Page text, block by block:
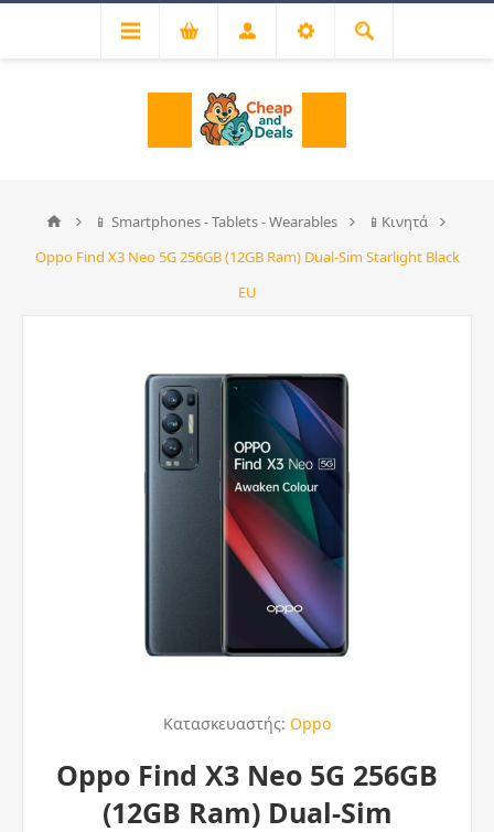
📱 Smartphones - Tablets - Wearables
📱Κινητά
Oppo Find X3 Neo 5G 256GB (12GB Ram) Dual-Sim Starlight Black
EU
Κατασκευαστής: Oppo
Oppo Find X3 Neo 5G 256GB
(12GB Ram) Dual-Sim